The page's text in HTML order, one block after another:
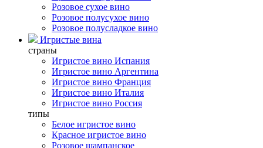
Розовое сухое вино
Розовое полусухое вино
Розовое полусладкое вино
Игристые вина
страны
Игристое вино Испания
Игристое вино Аргентина
Игристое вино Франция
Игристое вино Италия
Игристое вино Россия
типы
Белое игристое вино
Красное игристое вино
Розовое шампанское